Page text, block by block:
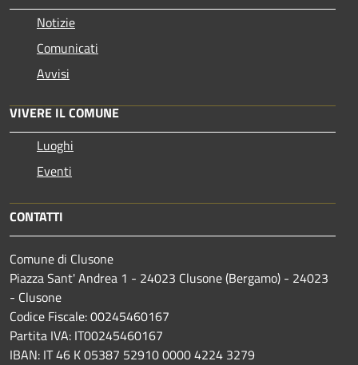
Notizie
Comunicati
Avvisi
VIVERE IL COMUNE
Luoghi
Eventi
CONTATTI
Comune di Clusone
Piazza Sant' Andrea 1 - 24023 Clusone (Bergamo) - 24023
- Clusone
Codice Fiscale: 00245460167
Partita IVA: IT00245460167
IBAN: IT 46 K 05387 52910 0000 4224 3279